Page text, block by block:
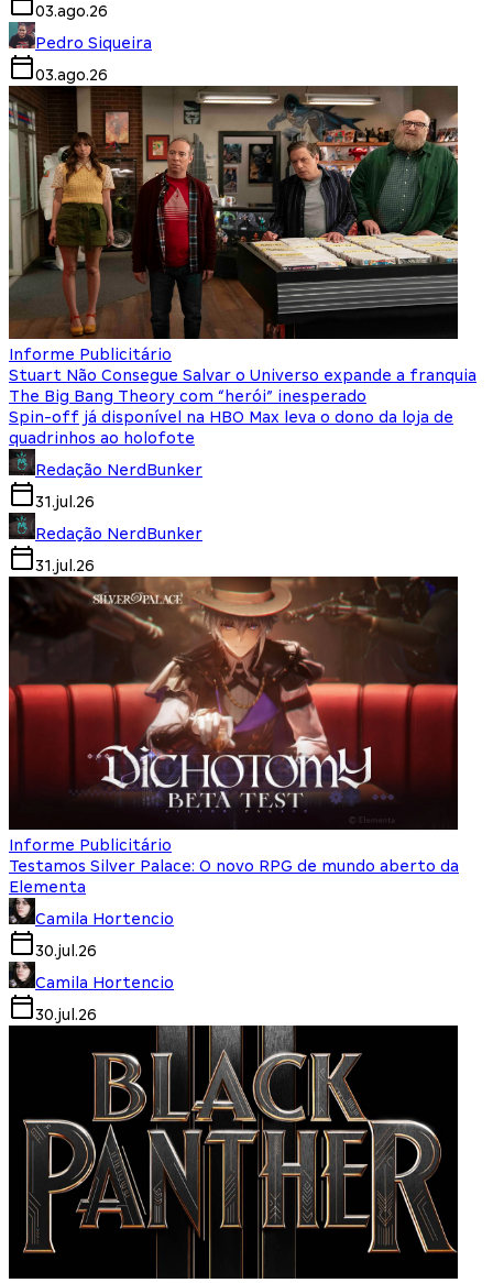
03.ago.26
Pedro Siqueira
03.ago.26
Informe Publicitário
Stuart Não Consegue Salvar o Universo expande a franquia
The Big Bang Theory com “herói” inesperado
Spin-off já disponível na HBO Max leva o dono da loja de
quadrinhos ao holofote
Redação NerdBunker
31.jul.26
Redação NerdBunker
31.jul.26
Informe Publicitário
Testamos Silver Palace: O novo RPG de mundo aberto da
Elementa
Camila Hortencio
30.jul.26
Camila Hortencio
30.jul.26